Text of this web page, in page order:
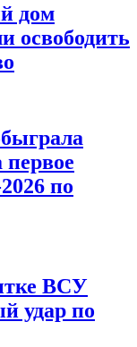
дом
освободить
по
ВСУ
удар по